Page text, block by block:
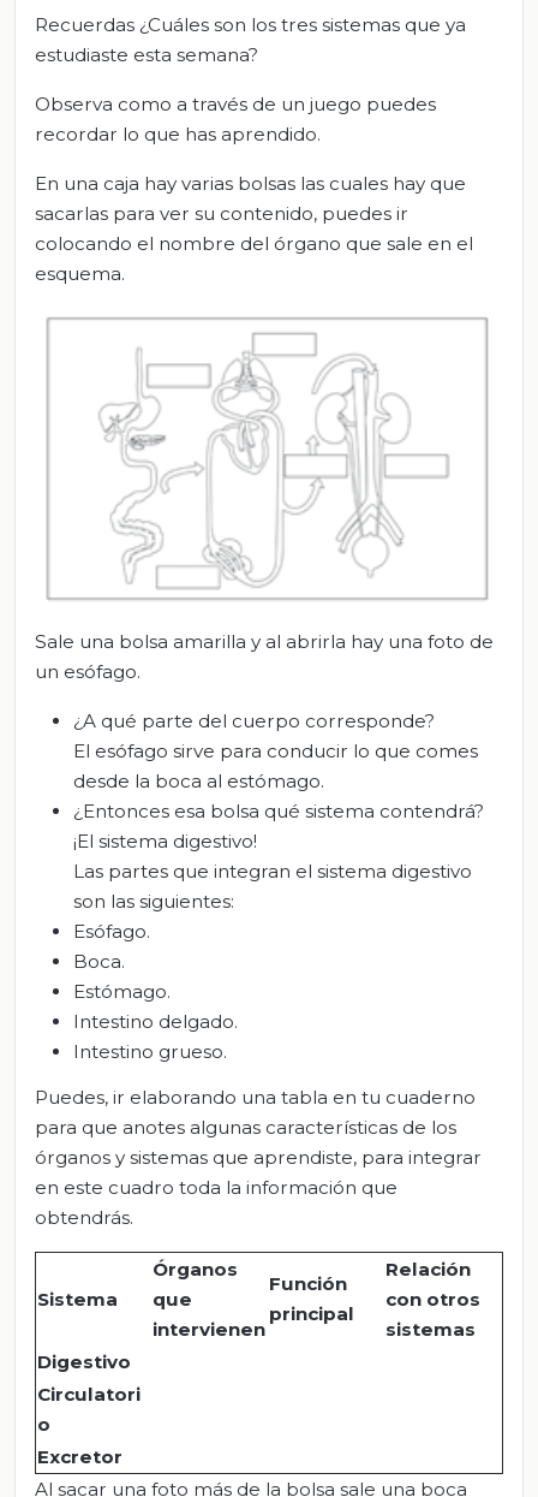
Recuerdas ¿Cuáles son los tres sistemas que ya
estudiaste esta semana?
Observa como a través de un juego puedes
recordar lo que has aprendido.
En una caja hay varias bolsas las cuales hay que
sacarlas para ver su contenido, puedes ir
colocando el nombre del órgano que sale en el
esquema.
Sale una bolsa amarilla y al abrirla hay una foto de
un esófago.
¿A qué parte del cuerpo corresponde?
El esófago sirve para conducir lo que comes
desde la boca al estómago.
¿Entonces esa bolsa qué sistema contendrá?
¡El sistema digestivo!
Las partes que integran el sistema digestivo
son las siguientes:
Esófago.
Boca.
Estómago.
Intestino delgado.
Intestino grueso.
Puedes, ir elaborando una tabla en tu cuaderno
para que anotes algunas características de los
órganos y sistemas que aprendiste, para integrar
en este cuadro toda la información que
obtendrás.
Sistema
Órganos
que
intervienen
Función
principal
Relación
con otros
sistemas
Digestivo
Circulatori
o
Excretor
Al sacar una foto más de la bolsa sale una boca